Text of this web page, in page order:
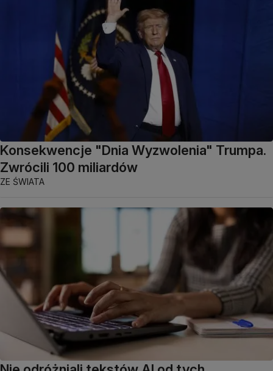
Konsekwencje "Dnia Wyzwolenia" Trumpa.
Zwrócili 100 miliardów
ZE ŚWIATA